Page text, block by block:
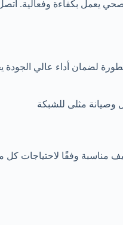
يعمل بكفاءة وفعالية. اتصل
لضمان أداء عالي الجودة
وصيانة مثلى للشبكة
مناسبة وفقًا لاحتياجات كل